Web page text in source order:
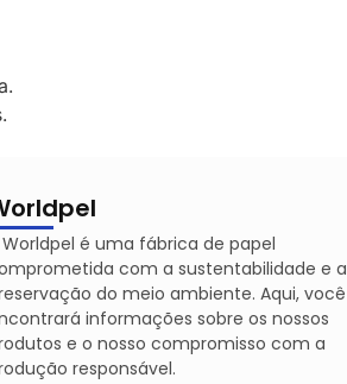
Worldpel é uma fábrica de papel
com a sustentabilidade e a
do meio ambiente. Aqui, você
informações sobre os nossos
e o nosso compromisso com a
responsável.